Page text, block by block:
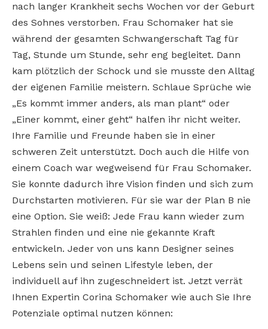
nach langer Krankheit sechs Wochen vor der Geburt
des Sohnes verstorben. Frau Schomaker hat sie
während der gesamten Schwangerschaft Tag für
Tag, Stunde um Stunde, sehr eng begleitet. Dann
kam plötzlich der Schock und sie musste den Alltag
der eigenen Familie meistern. Schlaue Sprüche wie
„Es kommt immer anders, als man plant“ oder
„Einer kommt, einer geht“ halfen ihr nicht weiter.
Ihre Familie und Freunde haben sie in einer
schweren Zeit unterstützt. Doch auch die Hilfe von
einem Coach war wegweisend für Frau Schomaker.
Sie konnte dadurch ihre Vision finden und sich zum
Durchstarten motivieren. Für sie war der Plan B nie
eine Option. Sie weiß: Jede Frau kann wieder zum
Strahlen finden und eine nie gekannte Kraft
entwickeln. Jeder von uns kann Designer seines
Lebens sein und seinen Lifestyle leben, der
individuell auf ihn zugeschneidert ist. Jetzt verrät
Ihnen Expertin Corina Schomaker wie auch Sie Ihre
Potenziale optimal nutzen können: